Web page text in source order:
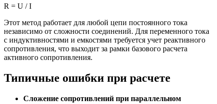
R = U / I
Этот метод работает для любой цепи постоянного тока
независимо от сложности соединений. Для переменного тока
с индуктивностями и емкостями требуется учет реактивного
сопротивления, что выходит за рамки базового расчета
активного сопротивления.
Типичные ошибки при расчете
Сложение сопротивлений при параллельном